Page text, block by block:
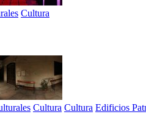
Cultura
Cultura Cultura Edificios